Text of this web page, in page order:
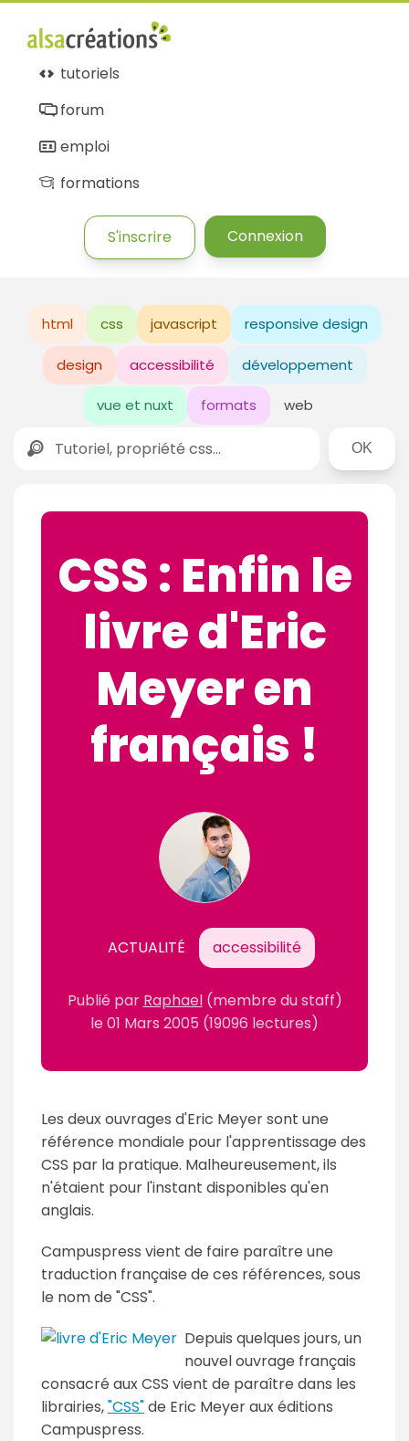
tutoriels
forum
emploi
formations
S'inscrire Connexion
html css javascript responsive design
design accessibilité développement
vue et nuxt formats web
Rechercher
CSS : Enfin le
livre d'Eric
Meyer en
français !
ACTUALITÉ accessibilité
Publié par Raphael (membre du staff)
le01 Mars 2005 (19096 lectures)
Les deux ouvrages d'Eric Meyer sont une
référence mondiale pour l'apprentissage des
CSS par la pratique. Malheureusement, ils
n'étaient pour l'instant disponibles qu'en
anglais.
Campuspress vient de faire paraître une
traduction française de ces références, sous
le nom de "CSS".
Depuis quelques jours, un
nouvel ouvrage français
consacré aux CSS vient de paraître dans les
librairies,"CSS"de Eric Meyer aux éditions
Campuspress.